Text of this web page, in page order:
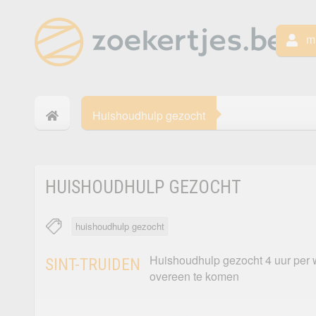
Huishoudhulp gezocht
HUISHOUDHULP GEZOCHT
huishoudhulp gezocht
SINT-TRUIDEN
Huishoudhulp gezocht 4 uur per
overeen te komen